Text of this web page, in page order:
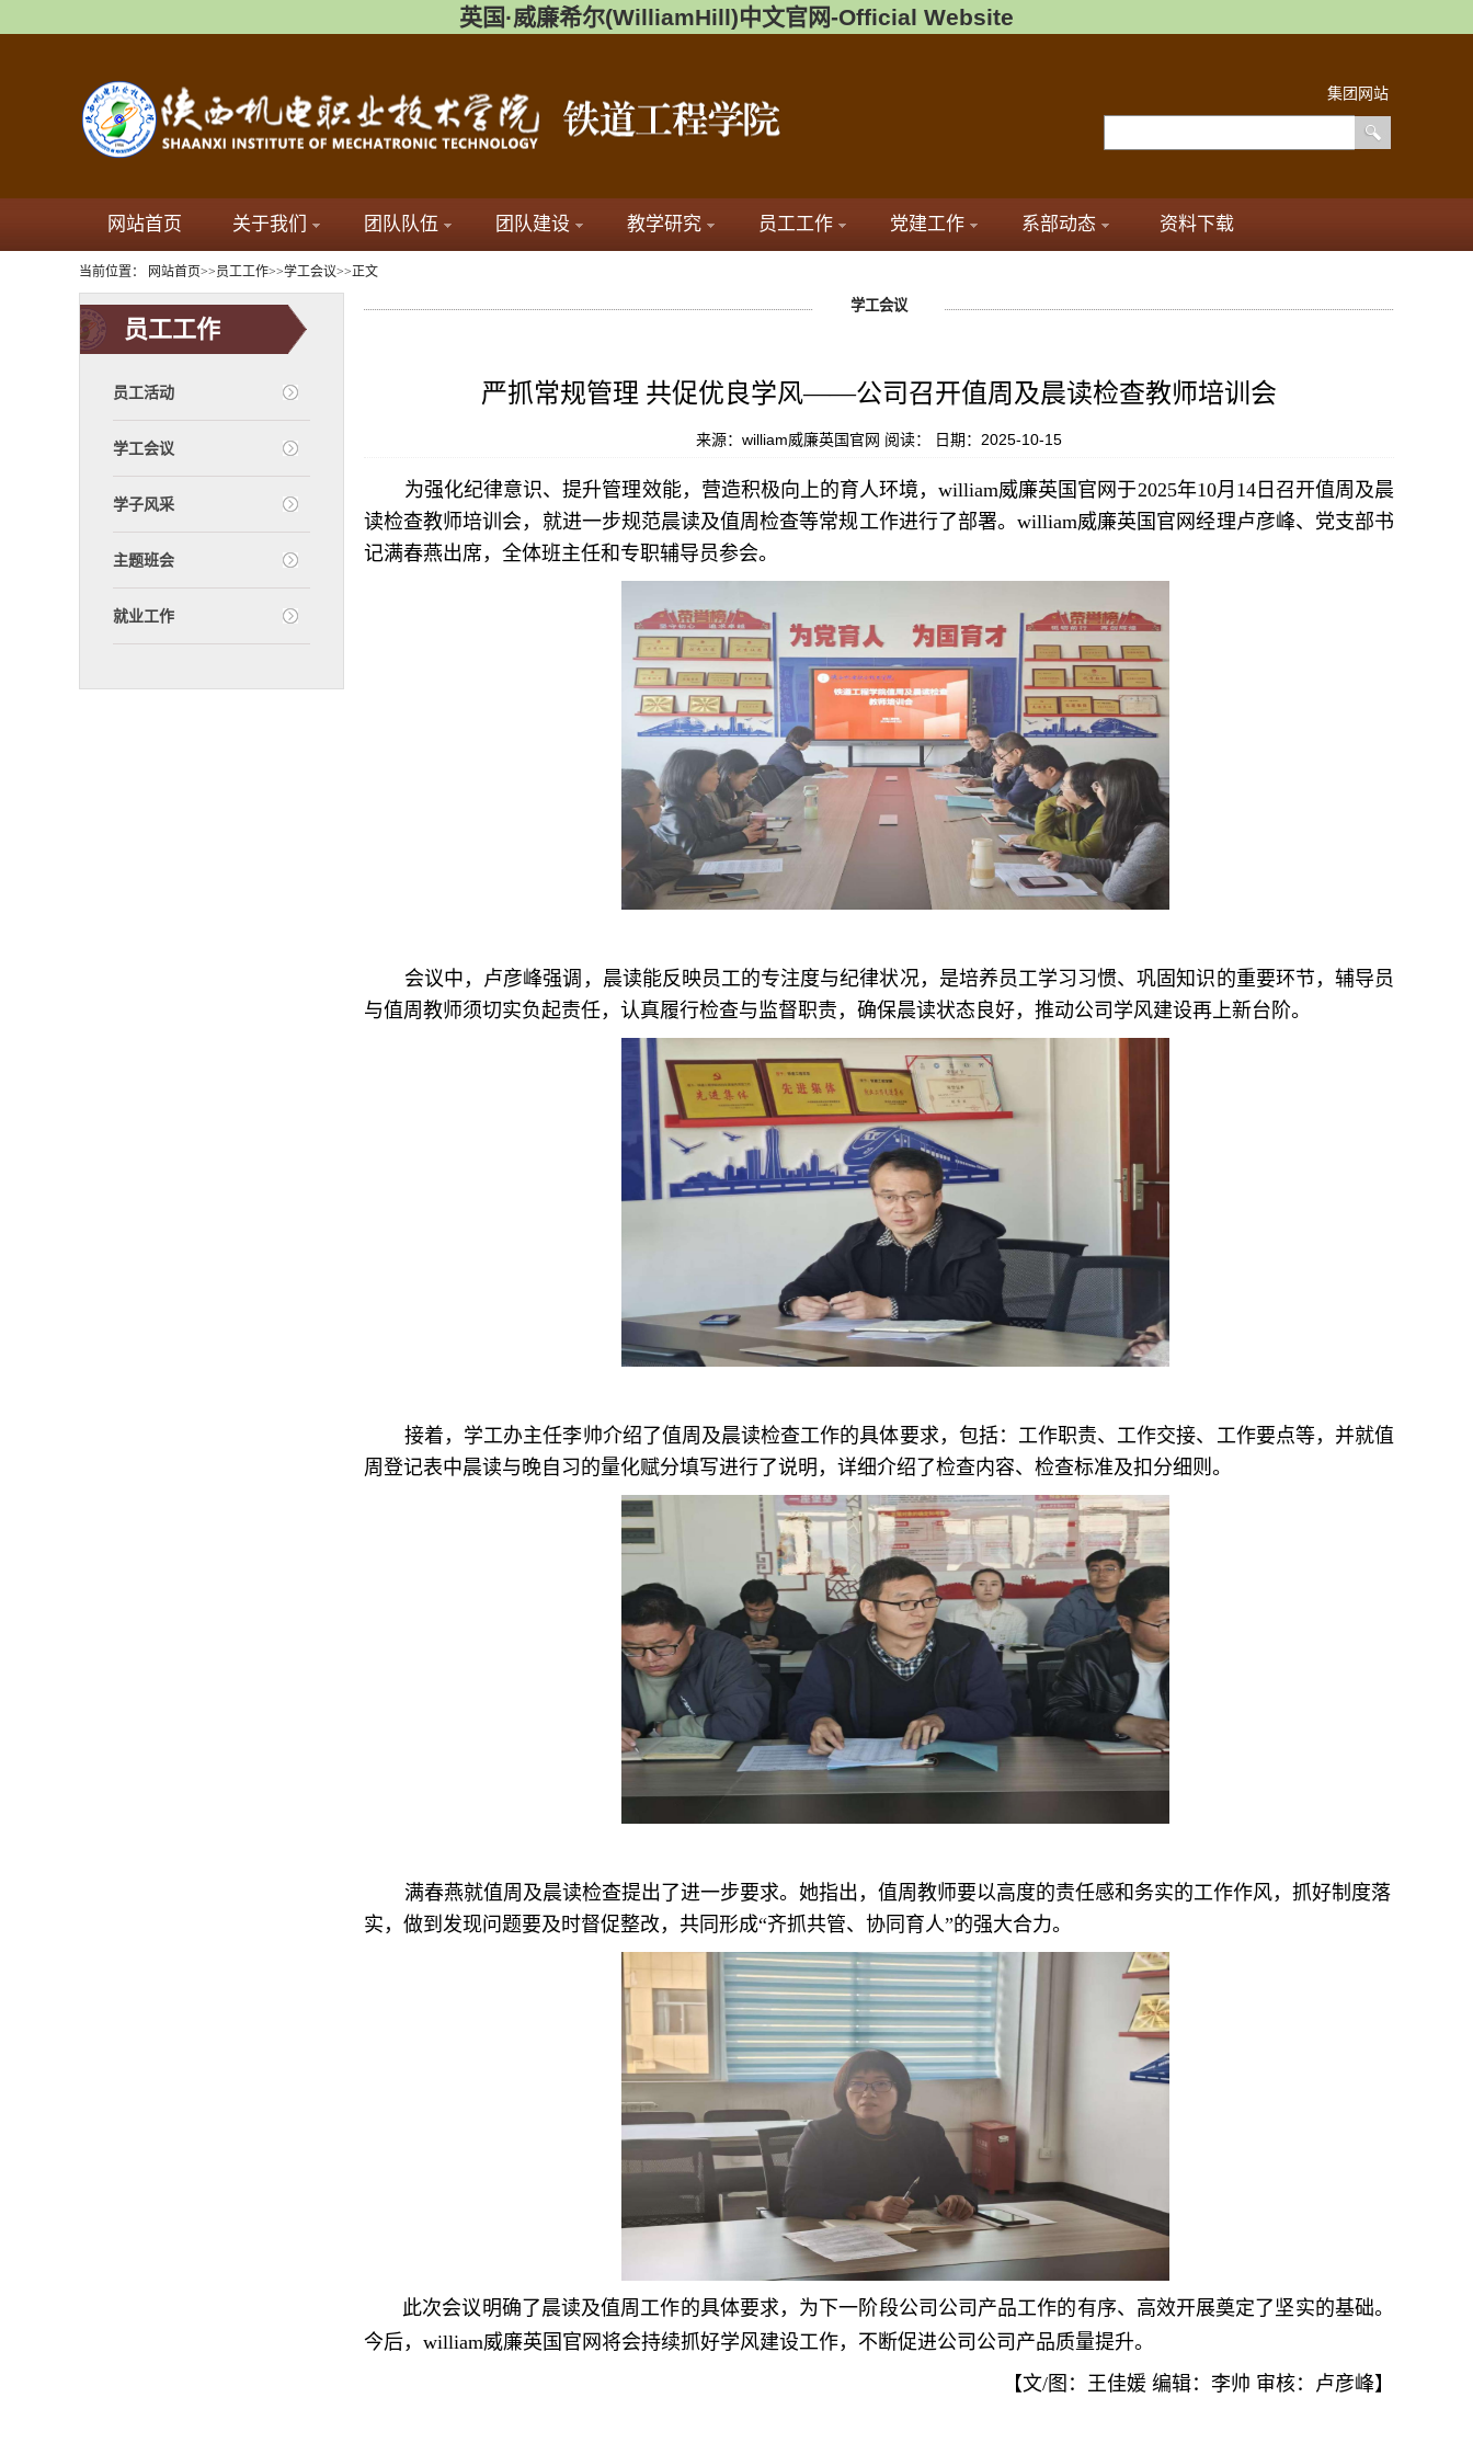
英国·威廉希尔(WilliamHill)中文官网-Official Website
集团网站
网站首页 关于我们 团队队伍 团队建设 教学研究 员工工作 党建工作 系部动态 资料下载
当前位置： 网站首页>>员工工作>>学工会议>>正文
员工工作
员工活动
学工会议
学子风采
主题班会
就业工作
学工会议
严抓常规管理 共促优良学风——公司召开值周及晨读检查教师培训会
来源：william威廉英国官网 阅读： 日期：2025-10-15
为强化纪律意识、提升管理效能，营造积极向上的育人环境，william威廉英国官网于2025年10月14日召开值周及晨
读检查教师培训会，就进一步规范晨读及值周检查等常规工作进行了部署。william威廉英国官网经理卢彦峰、党支部书
记满春燕出席，全体班主任和专职辅导员参会。
会议中，卢彦峰强调，晨读能反映员工的专注度与纪律状况，是培养员工学习习惯、巩固知识的重要环节，辅导员
与值周教师须切实负起责任，认真履行检查与监督职责，确保晨读状态良好，推动公司学风建设再上新台阶。
接着，学工办主任李帅介绍了值周及晨读检查工作的具体要求，包括：工作职责、工作交接、工作要点等，并就值
周登记表中晨读与晚自习的量化赋分填写进行了说明，详细介绍了检查内容、检查标准及扣分细则。
满春燕就值周及晨读检查提出了进一步要求。她指出，值周教师要以高度的责任感和务实的工作作风，抓好制度落
实，做到发现问题要及时督促整改，共同形成“齐抓共管、协同育人”的强大合力。
此次会议明确了晨读及值周工作的具体要求，为下一阶段公司公司产品工作的有序、高效开展奠定了坚实的基础。
今后，william威廉英国官网将会持续抓好学风建设工作，不断促进公司公司产品质量提升。
【文/图：王佳媛 编辑：李帅 审核：卢彦峰】